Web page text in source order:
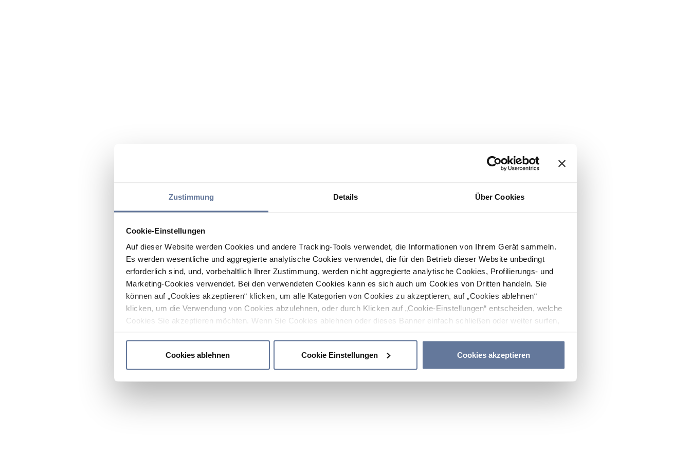
Zustimmung Details Über Cookies
Cookie-Einstellungen
Auf dieser Website werden Cookies und andere Tracking-Tools verwendet, die Informationen von Ihrem Gerät sammeln.
Es werden wesentliche und aggregierte analytische Cookies verwendet, die für den Betrieb dieser Website unbedingt
erforderlich sind, und, vorbehaltlich Ihrer Zustimmung, werden nicht aggregierte analytische Cookies, Profilierungs- und
Marketing-Cookies verwendet. Bei den verwendeten Cookies kann es sich auch um Cookies von Dritten handeln. Sie
können auf „Cookies akzeptieren“ klicken, um alle Kategorien von Cookies zu akzeptieren, auf „Cookies ablehnen“
klicken, um die Verwendung von Cookies abzulehnen, oder durch Klicken auf „Cookie-Einstellungen“ entscheiden, welche
Cookies Sie akzeptieren möchten. Wenn Sie Cookies ablehnen oder dieses Banner einfach schließen oder weiter surfen,
Cookies ablehnen
Cookie Einstellungen Cookies akzeptieren